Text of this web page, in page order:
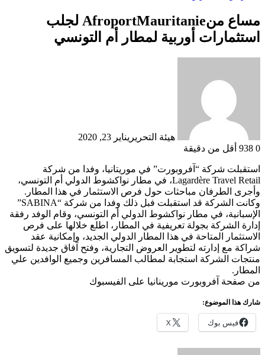
مساع منAfroportMauritanie لجلب
استثمارات أوربية لمطار أم التونسي
هيئة التحرير يناير 23, 2020
0
أقل من دقيقة
استقبلت شركة “آفروبورت” في موريتانيا، وفدا من شركة
Lagardère Travel Retail، في مطار نواكشوط الدولي أم التونسي،
وأجرى الطرفان مباحثات حول فرص الاستثمار في هذا المطار.
وكانت الشركة قد استقبلت فبل ذلك وفدا من شركة “SABINA”
الإسبانية، في مطار نواكشوط الدولي أم التونسي، وقام الوفد رفقة
إدارة الشركة بجولة تعريفية في المطار، اطلع خلالها على فرص
الاستثمار المتاحة في هذا المطار الدولي الجديد، وإمكانية عقد
شراكة مع إدارته لتطوير العروض التجارية، وفتح آفاق جديدة لتسويق
منتجات الشركة استجابة لمطالب المسافرين وجميع الوافدين علي
المطار.
من صفحة آفروبورت مورينانيا على الفيسبوك
شارك هذا الموضوع:
فيس بوك X